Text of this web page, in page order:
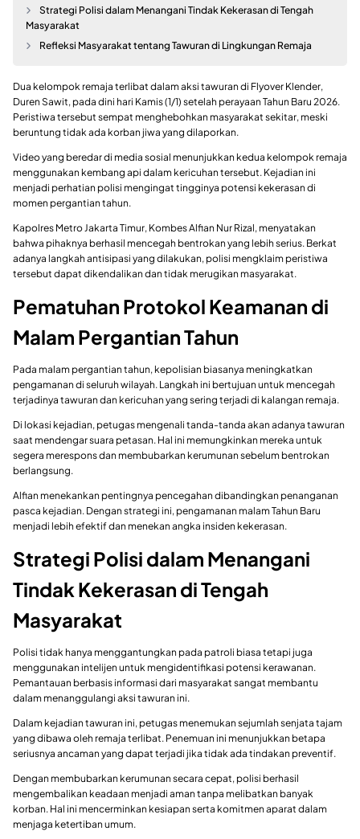
Strategi Polisi dalam Menangani Tindak Kekerasan di Tengah
Masyarakat
Refleksi Masyarakat tentang Tawuran di Lingkungan Remaja
Dua kelompok remaja terlibat dalam aksi tawuran di Flyover Klender,
Duren Sawit, pada dini hari Kamis (1/1) setelah perayaan Tahun Baru 2026.
Peristiwa tersebut sempat menghebohkan masyarakat sekitar, meski
beruntung tidak ada korban jiwa yang dilaporkan.
Video yang beredar di media sosial menunjukkan kedua kelompok remaja
menggunakan kembang api dalam kericuhan tersebut. Kejadian ini
menjadi perhatian polisi mengingat tingginya potensi kekerasan di
momen pergantian tahun.
Kapolres Metro Jakarta Timur, Kombes Alfian Nur Rizal, menyatakan
bahwa pihaknya berhasil mencegah bentrokan yang lebih serius. Berkat
adanya langkah antisipasi yang dilakukan, polisi mengklaim peristiwa
tersebut dapat dikendalikan dan tidak merugikan masyarakat.
Pematuhan Protokol Keamanan di
Malam Pergantian Tahun
Pada malam pergantian tahun, kepolisian biasanya meningkatkan
pengamanan di seluruh wilayah. Langkah ini bertujuan untuk mencegah
terjadinya tawuran dan kericuhan yang sering terjadi di kalangan remaja.
Di lokasi kejadian, petugas mengenali tanda-tanda akan adanya tawuran
saat mendengar suara petasan. Hal ini memungkinkan mereka untuk
segera merespons dan membubarkan kerumunan sebelum bentrokan
berlangsung.
Alfian menekankan pentingnya pencegahan dibandingkan penanganan
pasca kejadian. Dengan strategi ini, pengamanan malam Tahun Baru
menjadi lebih efektif dan menekan angka insiden kekerasan.
Strategi Polisi dalam Menangani
Tindak Kekerasan di Tengah
Masyarakat
Polisi tidak hanya menggantungkan pada patroli biasa tetapi juga
menggunakan intelijen untuk mengidentifikasi potensi kerawanan.
Pemantauan berbasis informasi dari masyarakat sangat membantu
dalam menanggulangi aksi tawuran ini.
Dalam kejadian tawuran ini, petugas menemukan sejumlah senjata tajam
yang dibawa oleh remaja terlibat. Penemuan ini menunjukkan betapa
seriusnya ancaman yang dapat terjadi jika tidak ada tindakan preventif.
Dengan membubarkan kerumunan secara cepat, polisi berhasil
mengembalikan keadaan menjadi aman tanpa melibatkan banyak
korban. Hal ini mencerminkan kesiapan serta komitmen aparat dalam
menjaga ketertiban umum.